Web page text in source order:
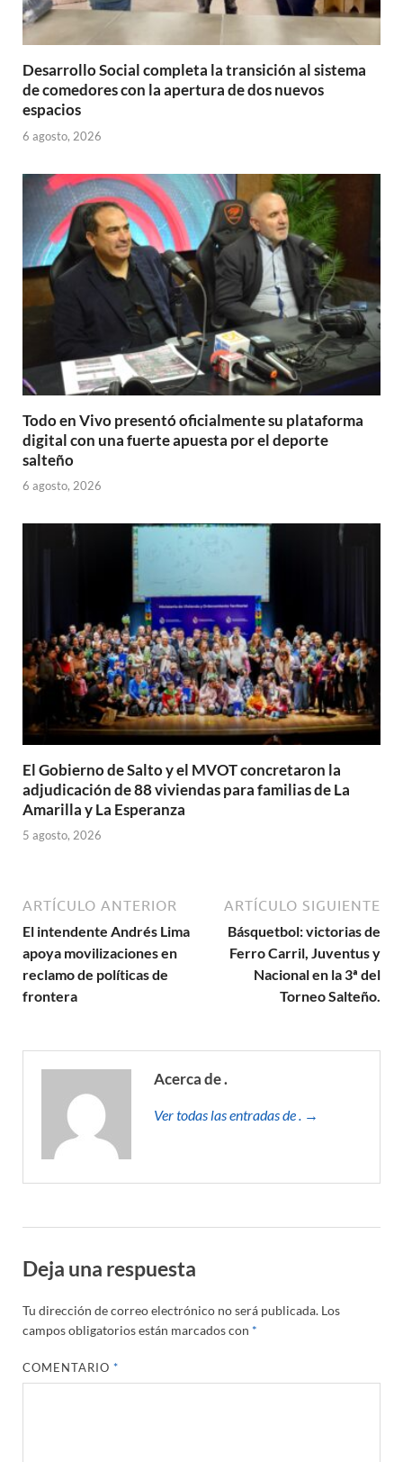
Desarrollo Social completa la transición al sistema
de comedores con la apertura de dos nuevos
espacios
6 agosto, 2026
Todo en Vivo presentó oficialmente su plataforma
digital con una fuerte apuesta por el deporte
salteño
6 agosto, 2026
El Gobierno de Salto y el MVOT concretaron la
adjudicación de 88 viviendas para familias de La
Amarilla y La Esperanza
5 agosto, 2026
ARTÍCULO ANTERIOR
El intendente Andrés Lima
apoya movilizaciones en
reclamo de políticas de
frontera
ARTÍCULO SIGUIENTE
Básquetbol: victorias de
Ferro Carril, Juventus y
Nacional en la 3ª del
Torneo Salteño.
Acerca de .
Ver todas las entradas de . →
Deja una respuesta
Tu dirección de correo electrónico no será publicada. Los
campos obligatorios están marcados con *
COMENTARIO*